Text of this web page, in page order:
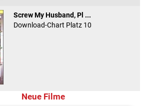
Screw My Husband, Pl ...
Download-Chart Platz 10
Neue Filme